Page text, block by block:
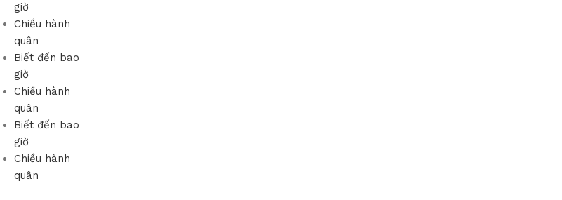
giờ
Chiều hành
quân
Biết đến bao
giờ
Chiều hành
quân
Biết đến bao
giờ
Chiều hành
quân